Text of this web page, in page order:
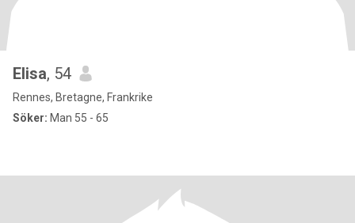
Elisa, 54
Rennes, Bretagne, Frankrike
Söker: Man 55 - 65